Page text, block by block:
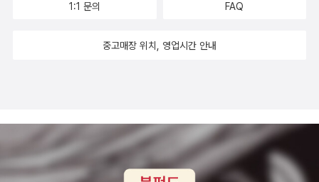
들께서도 자전거국토종주를 떠나고싶다는 결심을 하게되지않을까 그
리라 다짐도 하게되었다....언젠가 자전거국토종주를 완주하고 기쁨
1:1 문의 FAQ
중고매장 위치, 영업시간 안내